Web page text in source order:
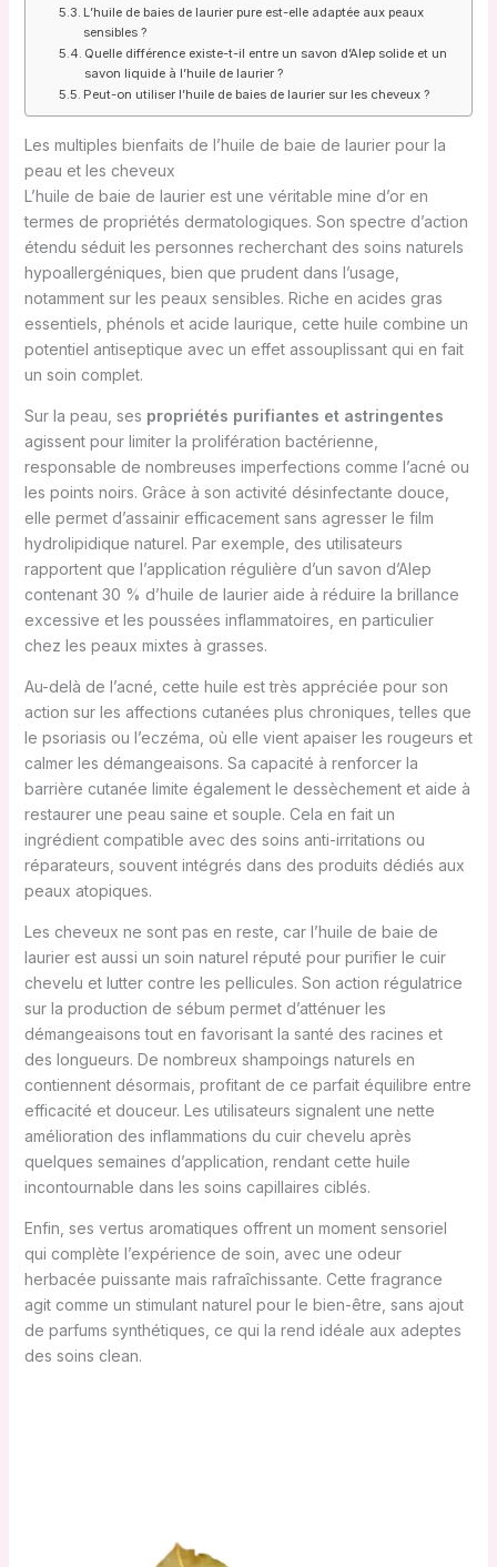
L’huile de baies de laurier pure est-elle adaptée aux peaux
sensibles ?
Quelle différence existe-t-il entre un savon d’Alep solide et un
savon liquide à l’huile de laurier ?
Peut-on utiliser l’huile de baies de laurier sur les cheveux ?
Les multiples bienfaits de l’huile de baie de laurier pour la
peau et les cheveux
L’huile de baie de laurier est une véritable mine d’or en
termes de propriétés dermatologiques. Son spectre d’action
étendu séduit les personnes recherchant des soins naturels
hypoallergéniques, bien que prudent dans l’usage,
notamment sur les peaux sensibles. Riche en acides gras
essentiels, phénols et acide laurique, cette huile combine un
potentiel antiseptique avec un effet assouplissant qui en fait
un soin complet.
Sur la peau, ses propriétés purifiantes et astringentes
agissent pour limiter la prolifération bactérienne,
responsable de nombreuses imperfections comme l’acné ou
les points noirs. Grâce à son activité désinfectante douce,
elle permet d’assainir efficacement sans agresser le film
hydrolipidique naturel. Par exemple, des utilisateurs
rapportent que l’application régulière d’un savon d’Alep
contenant 30 % d’huile de laurier aide à réduire la brillance
excessive et les poussées inflammatoires, en particulier
chez les peaux mixtes à grasses.
Au-delà de l’acné, cette huile est très appréciée pour son
action sur les affections cutanées plus chroniques, telles que
le psoriasis ou l’eczéma, où elle vient apaiser les rougeurs et
calmer les démangeaisons. Sa capacité à renforcer la
barrière cutanée limite également le dessèchement et aide à
restaurer une peau saine et souple. Cela en fait un
ingrédient compatible avec des soins anti-irritations ou
réparateurs, souvent intégrés dans des produits dédiés aux
peaux atopiques.
Les cheveux ne sont pas en reste, car l’huile de baie de
laurier est aussi un soin naturel réputé pour purifier le cuir
chevelu et lutter contre les pellicules. Son action régulatrice
sur la production de sébum permet d’atténuer les
démangeaisons tout en favorisant la santé des racines et
des longueurs. De nombreux shampoings naturels en
contiennent désormais, profitant de ce parfait équilibre entre
efficacité et douceur. Les utilisateurs signalent une nette
amélioration des inflammations du cuir chevelu après
quelques semaines d’application, rendant cette huile
incontournable dans les soins capillaires ciblés.
Enfin, ses vertus aromatiques offrent un moment sensoriel
qui complète l’expérience de soin, avec une odeur
herbacée puissante mais rafraîchissante. Cette fragrance
agit comme un stimulant naturel pour le bien-être, sans ajout
de parfums synthétiques, ce qui la rend idéale aux adeptes
des soins clean.